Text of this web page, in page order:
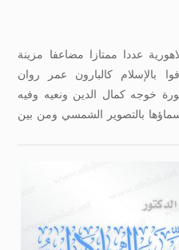
عددا ممتازا مضاعفا مزينة
بالإسلام کالبارون عمر روان
خوجه کمال الدين ونعيه وفيه
بالتصوير الشمسي ومن بين